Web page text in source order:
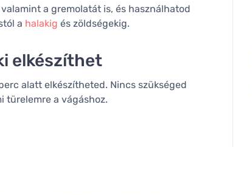
a gremolatát is, és használhatod
a halakig és zöldségekig.
elkészíthet
alatt elkészítheted. Nincs szükséged
türelemre a vágáshoz.